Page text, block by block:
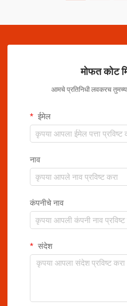
मोफत कोट
आमचे प्रतिनिधी लवकरच
ईमेल
नाव
कंपनीचे नाव
संदेश